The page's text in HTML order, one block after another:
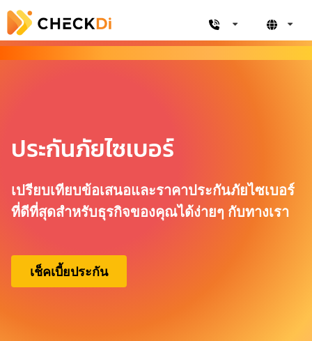
ประกันภัยไซเบอร์
เปรียบเทียบข้อเสนอและราคาประกันภัยไซเบอร์
ที่ดีที่สุดสำหรับธุรกิจของคุณได้ง่ายๆ กับทางเรา
เช็คเบี้ยประกัน